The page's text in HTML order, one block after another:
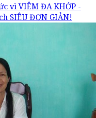
vì VIÊM ĐA KHỚP -
SIÊU ĐƠN GIẢN!